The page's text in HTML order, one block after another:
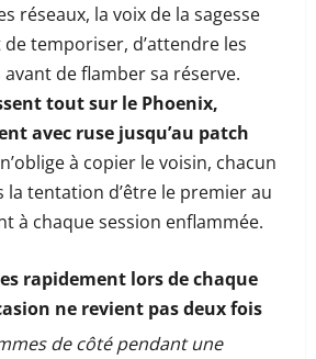
réseaux, la voix de la sagesse
temporiser, d’attendre les
de flamber sa réserve.
tout sur le Phoenix,
avec ruse jusqu’au patch
à copier le voisin, chacun
la tentation d’être le premier au
à chaque session enflammée.
rapidement lors de chaque
ne revient pas deux fois
de côté pendant une